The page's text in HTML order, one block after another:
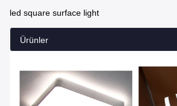
Light ]
Eşleşme
Ürünler
led square surface light
Ürünler